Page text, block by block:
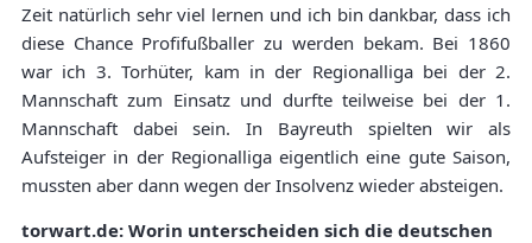
Zeit natürlich sehr viel lernen und ich bin dankbar, dass ich
diese Chance Profifußballer zu werden bekam. Bei 1860
war ich 3. Torhüter, kam in der Regionalliga bei der 2.
Mannschaft zum Einsatz und durfte teilweise bei der 1.
Mannschaft dabei sein. In Bayreuth spielten wir als
Aufsteiger in der Regionalliga eigentlich eine gute Saison,
mussten aber dann wegen der Insolvenz wieder absteigen.
torwart.de: Worin unterscheiden sich die deutschen